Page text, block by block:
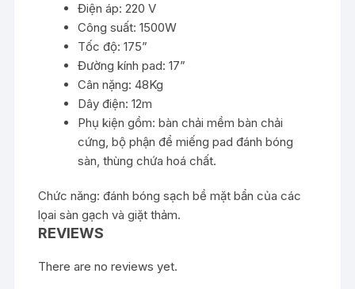
Điện áp: 220 V
Công suất: 1500W
Tốc độ: 175”
Đường kính pad: 17”
Cân nặng: 48Kg
Dây điện: 12m
Phụ kiện gồm: bàn chải mềm bàn chải
cứng, bộ phận để miếng pad đánh bóng
sàn, thùng chứa hoá chất.
Chức năng: đánh bóng sạch bề mặt bẩn của các
lọai sàn gạch và giặt thảm.
REVIEWS
There are no reviews yet.